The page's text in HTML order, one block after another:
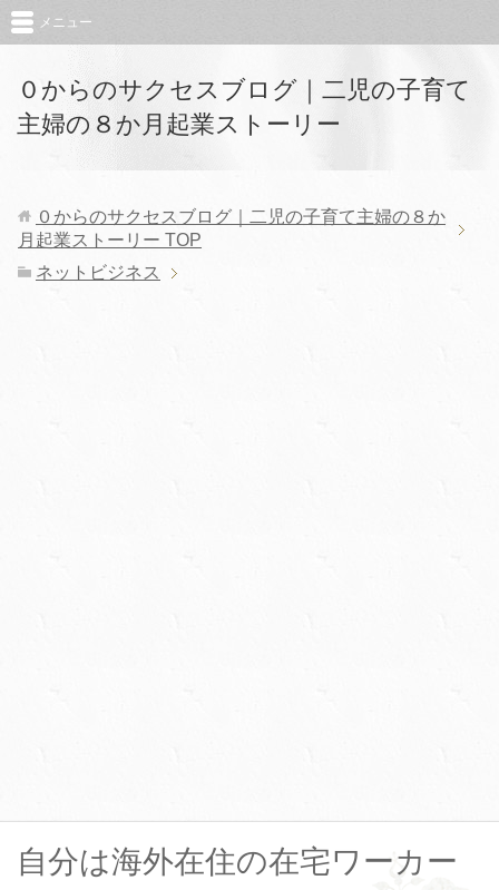
０からのサクセスブログ｜二児の子育て
主婦の８か月起業ストーリー
メニュー
０からのサクセスブログ｜二児の子育て主婦の８か
月起業ストーリー TOP
ネットビジネス
自分は海外在住の在宅ワーカー